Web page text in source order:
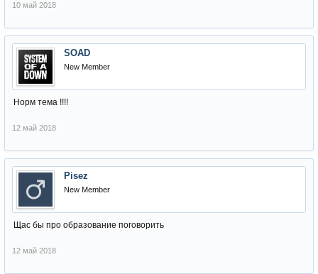
10 май 2018
SOAD
New Member
Норм тема !!!!
12 май 2018
Pisez
New Member
Щас бы про образование поговорить
12 май 2018